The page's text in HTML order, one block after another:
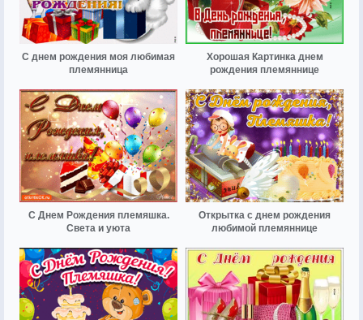
С днем рождения моя любимая
племянница
Хорошая Картинка днем
рождения племяннице
С Днем Рождения племяшка.
Света и уюта
Открытка с днем рождения
любимой племяннице